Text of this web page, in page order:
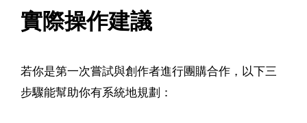
實際操作建議
若你是第一次嘗試與創作者進行團購合作，以下三
步驟能幫助你有系統地規劃：